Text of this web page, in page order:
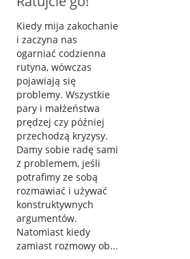
Kiedy mija zakochanie
i zaczyna nas
ogarniać codzienna
rutyna, wówczas
pojawiają się
problemy. Wszystkie
pary i małżeństwa
prędzej czy później
przechodzą kryzysy.
Damy sobie radę sami
z problemem, jeśli
potrafimy ze sobą
rozmawiać i używać
konstruktywnych
argumentów.
Natomiast kiedy
zamiast rozmowy ob...